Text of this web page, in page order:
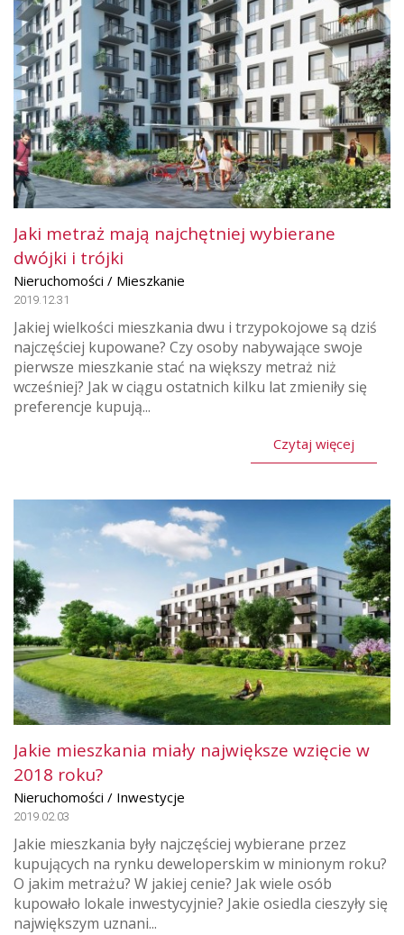
Jaki metraż mają najchętniej wybierane
dwójki i trójki
Nieruchomości / Mieszkanie
2019.12.31
Jakiej wielkości mieszkania dwu i trzypokojowe są dziś
najczęściej kupowane? Czy osoby nabywające swoje
pierwsze mieszkanie stać na większy metraż niż
wcześniej? Jak w ciągu ostatnich kilku lat zmieniły się
preferencje kupują...
Czytaj więcej
Jakie mieszkania miały największe wzięcie w
2018 roku?
Nieruchomości / Inwestycje
2019.02.03
Jakie mieszkania były najczęściej wybierane przez
kupujących na rynku deweloperskim w minionym roku?
O jakim metrażu? W jakiej cenie? Jak wiele osób
kupowało lokale inwestycyjnie? Jakie osiedla cieszyły się
największym uznani...